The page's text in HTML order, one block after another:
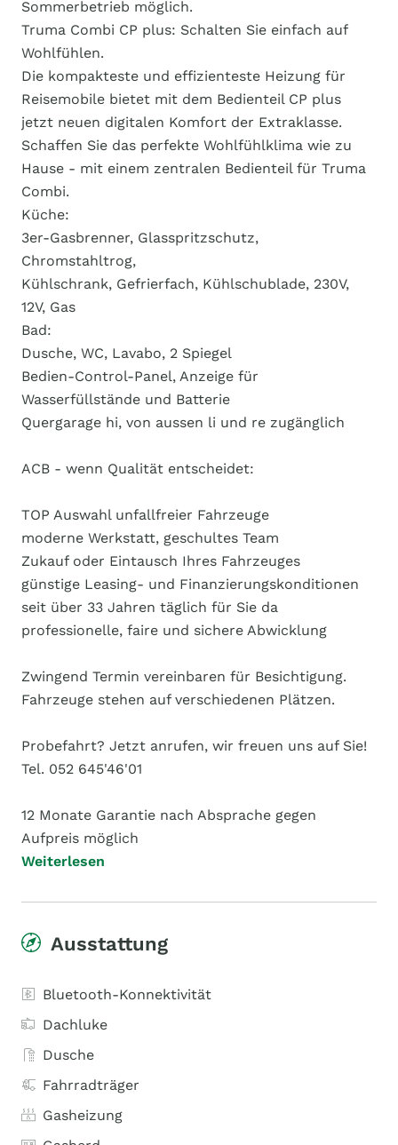
Sommerbetrieb möglich.
Truma Combi CP plus: Schalten Sie einfach auf
Wohlfühlen.
Die kompakteste und effizienteste Heizung für
Reisemobile bietet mit dem Bedienteil CP plus
jetzt neuen digitalen Komfort der Extraklasse.
Schaffen Sie das perfekte Wohlfühlklima wie zu
Hause - mit einem zentralen Bedienteil für Truma
Combi.
Küche:
3er-Gasbrenner, Glasspritzschutz,
Chromstahltrog,
Kühlschrank, Gefrierfach, Kühlschublade, 230V,
12V, Gas
Bad:
Dusche, WC, Lavabo, 2 Spiegel
Bedien-Control-Panel, Anzeige für
Wasserfüllstände und Batterie
Quergarage hi, von aussen li und re zugänglich
ACB - wenn Qualität entscheidet:
TOP Auswahl unfallfreier Fahrzeuge
moderne Werkstatt, geschultes Team
Zukauf oder Eintausch Ihres Fahrzeuges
günstige Leasing- und Finanzierungskonditionen
seit über 33 Jahren täglich für Sie da
professionelle, faire und sichere Abwicklung
Zwingend Termin vereinbaren für Besichtigung.
Fahrzeuge stehen auf verschiedenen Plätzen.
Probefahrt? Jetzt anrufen, wir freuen uns auf Sie!
Tel. 052 645'46'01
12 Monate Garantie nach Absprache gegen
Aufpreis möglich
Weiterlesen
Ausstattung
Bluetooth-Konnektivität
Dachluke
Dusche
Fahrradträger
Gasheizung